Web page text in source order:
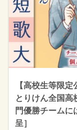
【高校生等限
とりけん全国高
門優勝チームに
呈］